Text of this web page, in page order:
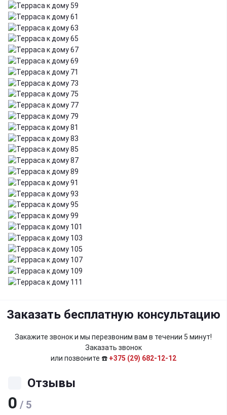
Заказать бесплатную консультацию
Закажите звонок и мы перезвоним вам в течении 5 минут!
Заказать звонок
или позвоните ☎️ +375 (29) 682-12-12
Отзывы
0 / 5